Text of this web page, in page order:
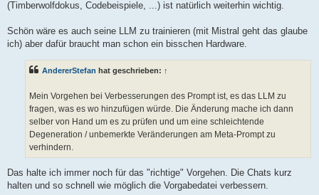
(Timberwolfdokus, Codebeispiele, ...) ist natürlich weiterhin wichtig.
Schön wäre es auch seine LLM zu trainieren (mit Mistral geht das glaube
ich) aber dafür braucht man schon ein bisschen Hardware.
AndererStefan hat geschrieben: ↑
Mein Vorgehen bei Verbesserungen des Prompt ist, es das LLM zu
fragen, was es wo hinzufügen würde. Die Änderung mache ich dann
selber von Hand um es zu prüfen und um eine schleichtende
Degeneration / unbemerkte Veränderungen am Meta-Prompt zu
verhindern.
Das halte ich immer noch für das "richtige" Vorgehen. Die Chats kurz
halten und so schnell wie möglich die Vorgabedatei verbessern.